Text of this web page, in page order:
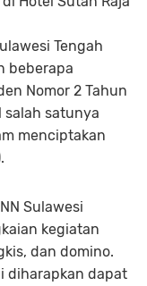
Tengah
beberapa
Nomor 2 Tahun
salah satunya
menciptakan
Sulawesi
kegiatan
dan domino.
diharapkan dapat